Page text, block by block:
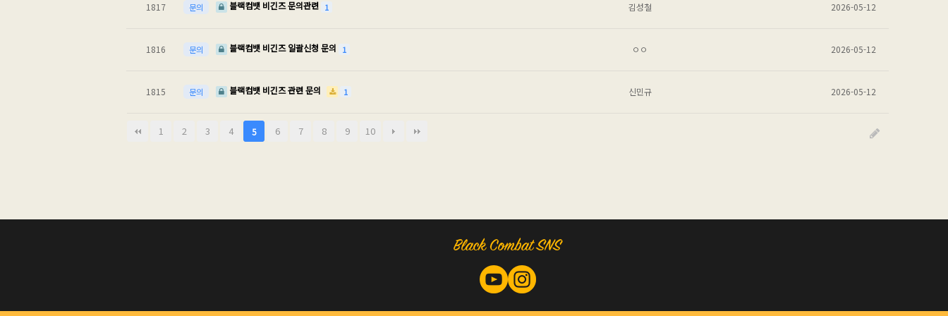
1817 문의 블랙컴뱃 비긴즈 문의관련 1 김성철 2026-05-12
1816 문의 블랙컴뱃 비긴즈 일괄신청 문의 1 ㅇㅇ 2026-05-12
1815 문의 블랙컴뱃 비긴즈 관련 문의 1 신민규 2026-05-12
1 2 3 4 5 6 7 8 9 10